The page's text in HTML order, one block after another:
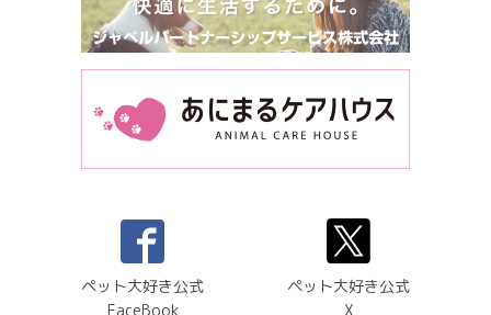
ペット大好き公式
FaceBook
ペット大好き公式
X